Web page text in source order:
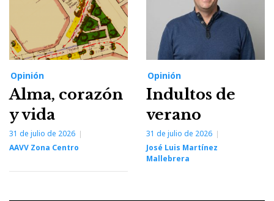
Opinión
Alma, corazón
y vida
31 de julio de 2026
AAVV Zona Centro
Opinión
Indultos de
verano
31 de julio de 2026
José Luis Martínez
Mallebrera